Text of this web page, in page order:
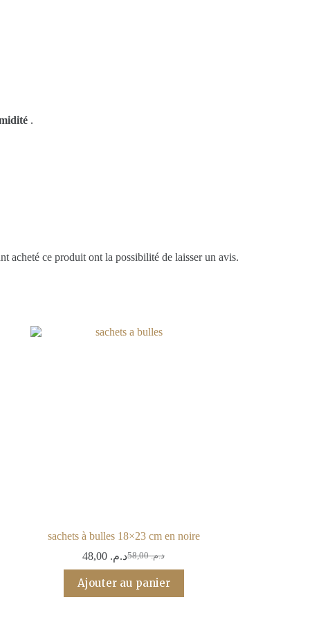
.
acheté ce produit ont la possibilité de laisser un avis.
sachets à bulles 18×23 cm en noire
د.م.58,00
Le
prix
initial
était :
د.م.Le
prix
actuel
est :
Ajouter au panier